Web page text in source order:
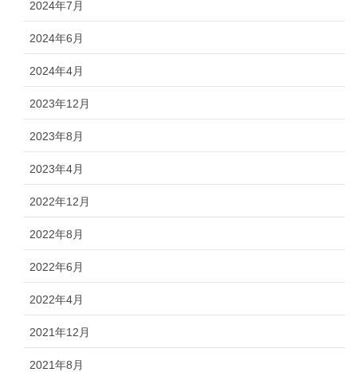
2024年7月
2024年6月
2024年4月
2023年12月
2023年8月
2023年4月
2022年12月
2022年8月
2022年6月
2022年4月
2021年12月
2021年8月